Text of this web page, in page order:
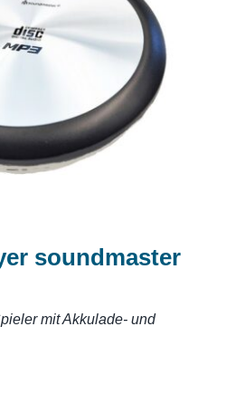
soundmaster
soundmaster
mit Akkulade- und